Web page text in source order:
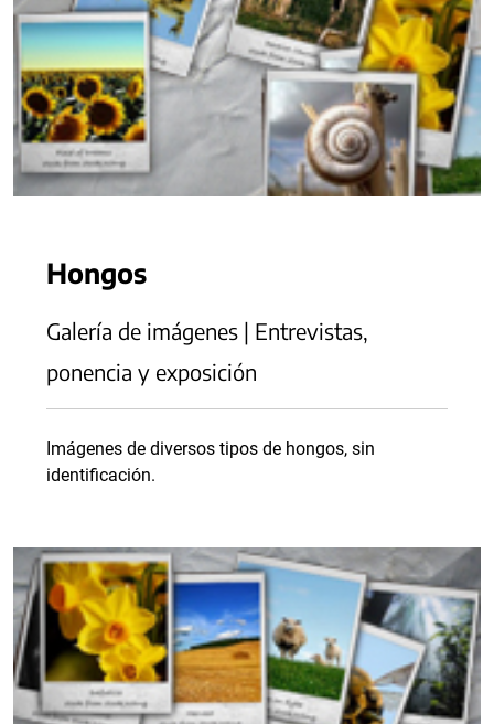
Hongos
Galería de imágenes | Entrevistas,
ponencia y exposición
Imágenes de diversos tipos de hongos, sin
identificación.